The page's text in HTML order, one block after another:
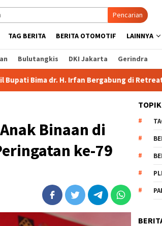
Pencarian
TAG BERITA BERITA OTOMOTIF LAINNYA
Bulutangkis DKI Jakarta Gerindra
Bergabung di Retreat Magelang
Binaan di
ke-79